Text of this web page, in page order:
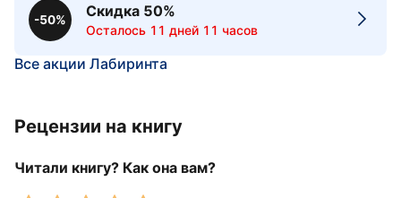
-50%
Скидка 50%
Осталось 11 дней 11 часов
Все акции Лабиринта
Рецензии на книгу
Читали книгу? Как она вам?